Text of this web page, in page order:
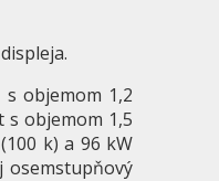
objemom 1,2
s objemom 1,5
k) a 96 kW
osemstupňový